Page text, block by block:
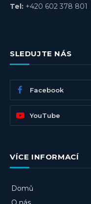
Tel: +420 602 378 801
SLEDUJTE NÁS
Facebook
YouTube
VÍCE INFORMACÍ
Domů